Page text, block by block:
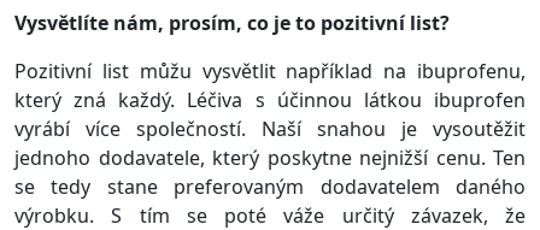
Vysvětlíte nám, prosím, co je to pozitivní list?
Pozitivní list můžu vysvětlit například na ibuprofenu,
který zná každý. Léčiva s účinnou látkou ibuprofen
vyrábí více společností. Naší snahou je vysoutěžit
jednoho dodavatele, který poskytne nejnižší cenu. Ten
se tedy stane preferovaným dodavatelem daného
výrobku. S tím se poté váže určitý závazek, že